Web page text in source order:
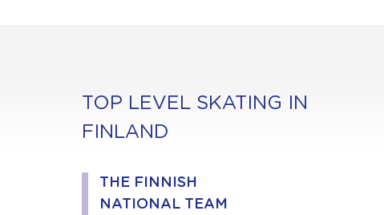
TOP LEVEL SKATING IN
FINLAND
THE FINNISH
NATIONAL TEAM